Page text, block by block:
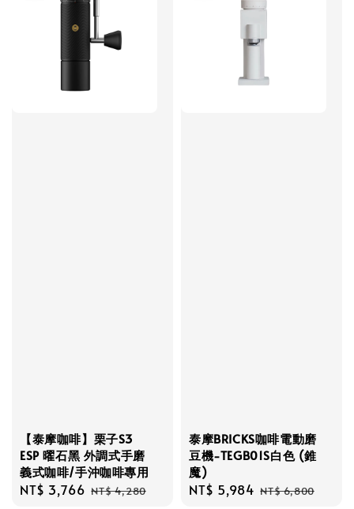
【泰摩咖啡】栗子S3
ESP 曜石黑 外調式手磨
義式咖啡/手沖咖啡專用
Sale
NT$ 3,766 Regular
NT$ 4,280
泰摩BRICKS咖啡電動磨
豆機-TEGB01S白色 (錐
魔)
Sale
NT$ 5,984 Regular
NT$ 6,800